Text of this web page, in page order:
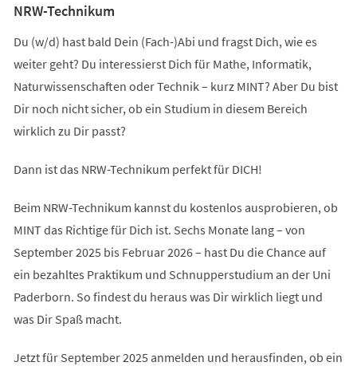
NRW-Technikum
Du (w/d) hast bald Dein (Fach-)Abi und fragst Dich, wie es
weiter geht? Du interessierst Dich für Mathe, Informatik,
Naturwissenschaften oder Technik – kurz MINT? Aber Du bist
Dir noch nicht sicher, ob ein Studium in diesem Bereich
wirklich zu Dir passt?
Dann ist das NRW-Technikum perfekt für DICH!
Beim NRW-Technikum kannst du kostenlos ausprobieren, ob
MINT das Richtige für Dich ist. Sechs Monate lang – von
September 2025 bis Februar 2026 – hast Du die Chance auf
ein bezahltes Praktikum und Schnupperstudium an der Uni
Paderborn. So findest du heraus was Dir wirklich liegt und
was Dir Spaß macht.
Jetzt für September 2025 anmelden und herausfinden, ob ein